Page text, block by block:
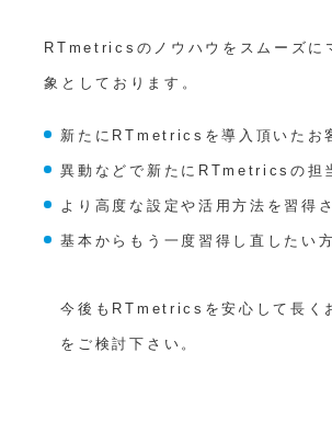
RTmetricsのノウハウをスムーズに
象としております。
新たにRTmetricsを導入頂いたお
異動などで新たにRTmetricsの担
より高度な設定や活用方法を習得
基本からもう一度習得し直したい方
今後もRTmetricsを安心して長く
をご検討下さい。